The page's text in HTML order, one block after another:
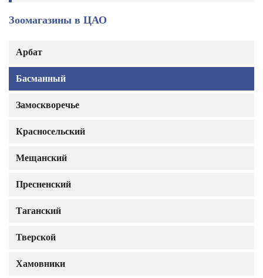
Зоомагазины в ЦАО
Арбат
Басманный
Замоскворечье
Красносельский
Мещанский
Пресненский
Таганский
Тверской
Хамовники